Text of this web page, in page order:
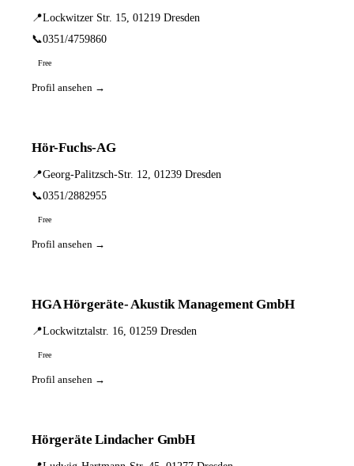
📍Lockwitzer Str. 15, 01219 Dresden
📞0351/4759860
Free
Profil ansehen →
Hör-Fuchs-AG
📍Georg-Palitzsch-Str. 12, 01239 Dresden
📞0351/2882955
Free
Profil ansehen →
HGA Hörgeräte- Akustik Management GmbH
📍Lockwitztalstr. 16, 01259 Dresden
Free
Profil ansehen →
Hörgeräte Lindacher GmbH